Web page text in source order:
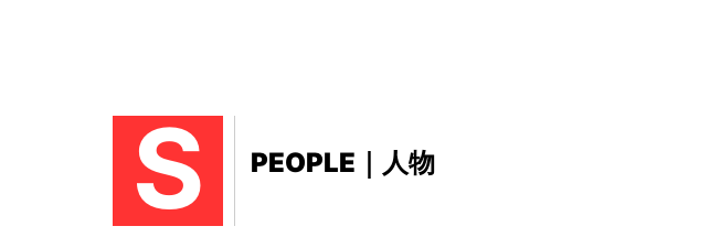
S PEOPLE｜人物